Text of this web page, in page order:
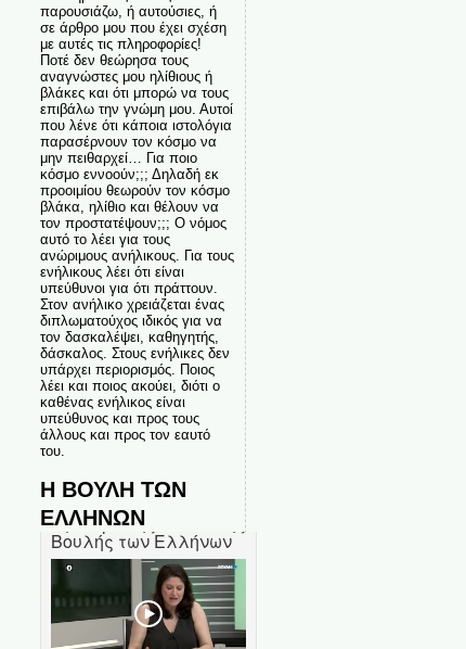
παρουσιάζω, ή αυτούσιες, ή
σε άρθρο μου που έχει σχέση
με αυτές τις πληροφορίες!
Ποτέ δεν θεώρησα τους
αναγνώστες μου ηλίθιους ή
βλάκες και ότι μπορώ να τους
επιβάλω την γνώμη μου. Αυτοί
που λένε ότι κάποια ιστολόγια
παρασέρνουν τον κόσμο να
μην πειθαρχεί… Για ποιο
κόσμο εννοούν;;; Δηλαδή εκ
προοιμίου θεωρούν τον κόσμο
βλάκα, ηλίθιο και θέλουν να
τον προστατέψουν;;; Ο νόμος
αυτό το λέει για τους
ανώριμους ανήλικους. Για τους
ενήλικους λέει ότι είναι
υπεύθυνοι για ότι πράττουν.
Στον ανήλικο χρειάζεται ένας
διπλωματούχος ιδικός για να
τον δασκαλέψει, καθηγητής,
δάσκαλος. Στους ενήλικες δεν
υπάρχει περιορισμός. Ποιος
λέει και ποιος ακούει, διότι ο
καθένας ενήλικος είναι
υπεύθυνος και προς τους
άλλους και προς τον εαυτό
του.
Η ΒΟΥΛΗ ΤΩΝ
ΕΛΛΗΝΩΝ